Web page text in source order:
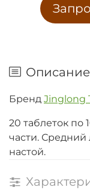
Описание
Бренд Jinglong
20 таблеток по
части. Средний
настой.